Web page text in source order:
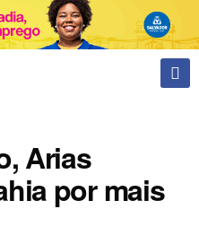
Arias
por mais